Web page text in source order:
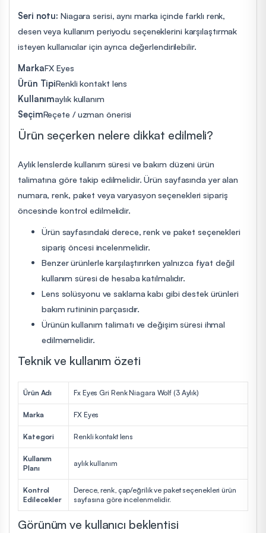
Seri notu: Niagara serisi, aynı marka içinde farklı renk,
desen veya kullanım periyodu seçeneklerini karşılaştırmak
isteyen kullanıcılar için ayrıca değerlendirilebilir.
MarkaFX Eyes
Ürün TipiRenkli kontakt lens
Kullanımaylık kullanım
SeçimReçete / uzman önerisi
Ürün seçerken nelere dikkat edilmeli?
Aylık lenslerde kullanım süresi ve bakım düzeni ürün
talimatına göre takip edilmelidir. Ürün sayfasında yer alan
numara, renk, paket veya varyasyon seçenekleri sipariş
öncesinde kontrol edilmelidir.
Ürün sayfasındaki derece, renk ve paket seçenekleri
sipariş öncesi incelenmelidir.
Benzer ürünlerle karşılaştırırken yalnızca fiyat değil
kullanım süresi de hesaba katılmalıdır.
Lens solüsyonu ve saklama kabı gibi destek ürünleri
bakım rutininin parçasıdır.
Ürünün kullanım talimatı ve değişim süresi ihmal
edilmemelidir.
Teknik ve kullanım özeti
Ürün Adı Fx Eyes Gri Renk Niagara Wolf (3 Aylık)
Marka FX Eyes
Kategori Renkli kontakt lens
Kullanım
Planı
aylık kullanım
Kontrol
Edilecekler
Derece, renk, çap/eğrilik ve paket seçenekleri ürün
sayfasına göre incelenmelidir.
Görünüm ve kullanıcı beklentisi